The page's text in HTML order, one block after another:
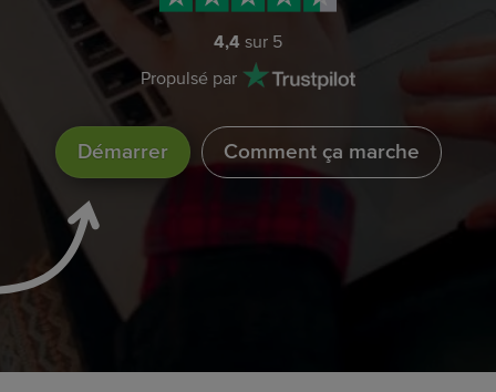
4,4 sur 5
Propulsé par
Démarrer Comment ça marche